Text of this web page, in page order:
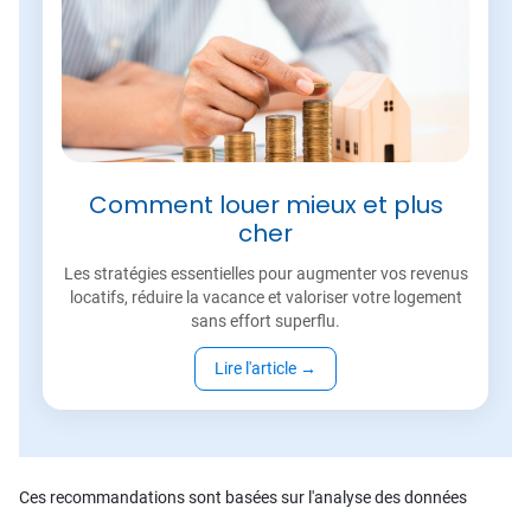
Comment louer mieux et plus
cher
Les stratégies essentielles pour augmenter vos revenus
locatifs, réduire la vacance et valoriser votre logement
sans effort superflu.
Lire l'article →
Ces recommandations sont basées sur l'analyse des données